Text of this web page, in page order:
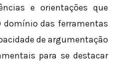
e orientações que
domínio das ferramentas
de argumentação
para se destacar